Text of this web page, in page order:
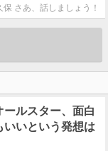
保 さあ、話しましょう！
ールスター、面白
いいという発想は